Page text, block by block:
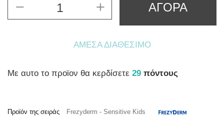
ΑΓΟΡΑ
ΆΜΕΣΑ ΔΙΑΘΈΣΙΜΟ
Mε αυτο το προϊον θα κερδίσετε 29 πόντους
Προϊόν της σειράς Frezyderm - Sensitive Kids